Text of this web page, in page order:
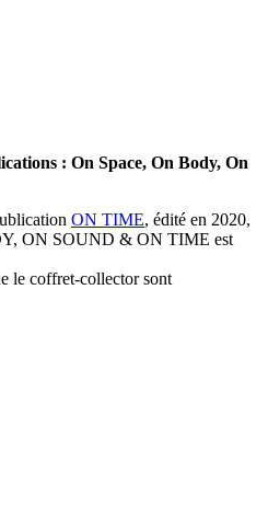
: On Space, On Body, On
ON TIME, édité en 2020,
ON SOUND & ON TIME est
le coffret-collector sont